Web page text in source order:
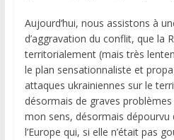
Aujourd’hui, nous assistons à
d’aggravation du conflit, que la
territorialement (mais très
le plan sensationnaliste et
attaques ukrainiennes sur le
désormais de graves
mon sens, désormais
l’Europe qui, si elle n’était pas